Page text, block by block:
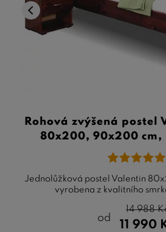
Rohová zvýšená postel
80x200, 90x200 cm,
Jednolůžková postel Valentin
vyrobena z kvalitního
od
11 990
14 988